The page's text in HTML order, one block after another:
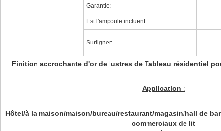
Garantie:
Est l'ampoule incluent:
Surligner:
Finition accrochante d'or de lustres de Tableau résidentiel
Application :
Hôtel/à la maison/maison/bureau/restaurant/magasin/hall de
commerciaux de lit